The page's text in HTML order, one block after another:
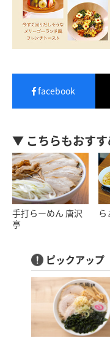
facebook
▼ こちらもおすす
手打らーめん 唐沢
亭
ら
ピックアップ